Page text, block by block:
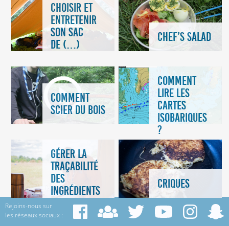
CHOISIR ET
ENTRETENIR
SON SAC
DE (…)
COMMENT
SCIER DU BOIS
GÉRER LA
TRAÇABILITÉ
DES
INGRÉDIENTS
CHEF’S SALAD
COMMENT
LIRE LES
CARTES
ISOBARIQUES
?
CRIQUES
Rejoins-nous sur
les réseaux sociaux :